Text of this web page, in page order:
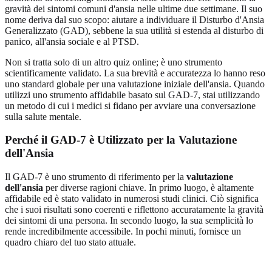
gravità dei sintomi comuni d'ansia nelle ultime due settimane. Il suo
nome deriva dal suo scopo: aiutare a individuare il Disturbo d'Ansia
Generalizzato (GAD), sebbene la sua utilità si estenda al disturbo di
panico, all'ansia sociale e al PTSD.
Non si tratta solo di un altro quiz online; è uno strumento
scientificamente validato. La sua brevità e accuratezza lo hanno reso
uno standard globale per una valutazione iniziale dell'ansia. Quando
utilizzi uno strumento affidabile basato sul GAD-7, stai utilizzando
un metodo di cui i medici si fidano per avviare una conversazione
sulla salute mentale.
Perché il GAD-7 è Utilizzato per la Valutazione
dell'Ansia
Il GAD-7 è uno strumento di riferimento per la valutazione
dell'ansia per diverse ragioni chiave. In primo luogo, è altamente
affidabile ed è stato validato in numerosi studi clinici. Ciò significa
che i suoi risultati sono coerenti e riflettono accuratamente la gravità
dei sintomi di una persona. In secondo luogo, la sua semplicità lo
rende incredibilmente accessibile. In pochi minuti, fornisce un
quadro chiaro del tuo stato attuale.